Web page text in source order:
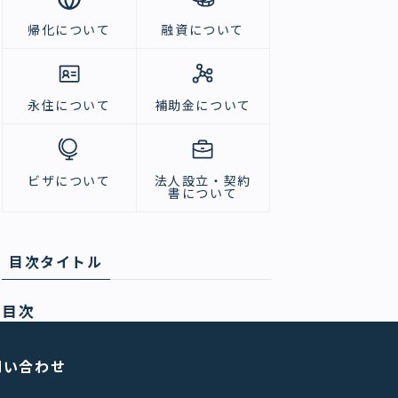
帰化について 融資について
永住について 補助金について
ビザについて 法人設立・契約
書について
目次タイトル
目次
合わせ